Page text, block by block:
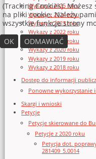
Wykazy z 2025 roku
Wykazy z 2024 roku
Wykazy z 2023 roku
Wykazy z 2022 roku
Wykazy z 2021 roku
Wykazy z 2020 roku
Wykazy z 2019 roku
Wykazy z 2018 roku
Dostęp do informacji
Ponowne wykorzystanie
Skargi i wnioski
Petycje
Petycje skierowane do
Petycje z 2020 roku
Petycja dot.
281409_5.0014
(Tracking Cookies).
na pliki cookie. Należy
wszystkie funkcje strony
OK
ODMAWIAĆ